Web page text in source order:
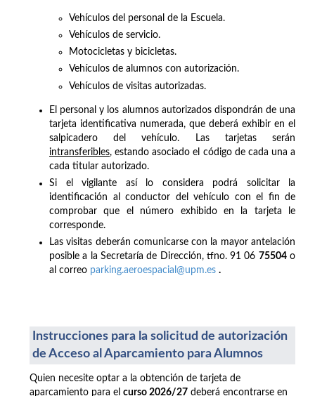
Vehículos del personal de la Escuela.
Vehículos de servicio.
Motocicletas y bicicletas.
Vehículos de alumnos con autorización.
Vehículos de visitas autorizadas.
El personal y los alumnos autorizados dispondrán de una
tarjeta identificativa numerada, que deberá exhibir en el
salpicadero del vehículo. Las tarjetas serán
intransferibles, estando asociado el código de cada una a
cada titular autorizado.
Si el vigilante así lo considera podrá solicitar la
identificación al conductor del vehículo con el fin de
comprobar que el número exhibido en la tarjeta le
corresponde.
Las visitas deberán comunicarse con la mayor antelación
posible a la Secretaría de Dirección, tfno. 91 06 75504o
al correo parking.aeroespacial@upm.es .
Instrucciones para la solicitud de autorización
de Acceso al Aparcamiento para Alumnos
Quien necesite optar a la obtención de tarjeta de
aparcamiento para el curso 2026/27 deberá encontrarse en